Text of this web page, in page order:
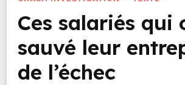
Ces salariés qui
sauvé leur
de l’échec